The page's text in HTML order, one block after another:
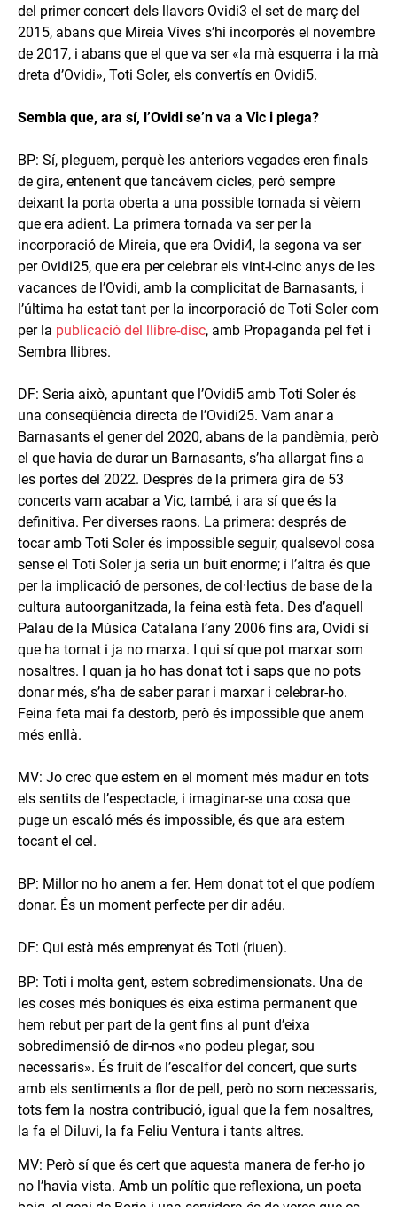
del primer concert dels llavors Ovidi3 el set de març del
2015, abans que Mireia Vives s’hi incorporés el novembre
de 2017, i abans que el que va ser «la mà esquerra i la mà
dreta d’Ovidi», Toti Soler, els convertís en Ovidi5.
Sembla que, ara sí, l’Ovidi se’n va a Vic i plega?
BP: Sí, pleguem, perquè les anteriors vegades eren finals
de gira, entenent que tancàvem cicles, però sempre
deixant la porta oberta a una possible tornada si vèiem
que era adient. La primera tornada va ser per la
incorporació de Mireia, que era Ovidi4, la segona va ser
per Ovidi25, que era per celebrar els vint-i-cinc anys de les
vacances de l’Ovidi, amb la complicitat de Barnasants, i
l’última ha estat tant per la incorporació de Toti Soler com
per la publicació del llibre-disc, amb Propaganda pel fet i
Sembra llibres.
DF: Seria això, apuntant que l’Ovidi5 amb Toti Soler és
una conseqüència directa de l’Ovidi25. Vam anar a
Barnasants el gener del 2020, abans de la pandèmia, però
el que havia de durar un Barnasants, s’ha allargat fins a
les portes del 2022. Després de la primera gira de 53
concerts vam acabar a Vic, també, i ara sí que és la
definitiva. Per diverses raons. La primera: després de
tocar amb Toti Soler és impossible seguir, qualsevol cosa
sense el Toti Soler ja seria un buit enorme; i l’altra és que
per la implicació de persones, de col·lectius de base de la
cultura autoorganitzada, la feina està feta. Des d’aquell
Palau de la Música Catalana l’any 2006 fins ara, Ovidi sí
que ha tornat i ja no marxa. I qui sí que pot marxar som
nosaltres. I quan ja ho has donat tot i saps que no pots
donar més, s’ha de saber parar i marxar i celebrar-ho.
Feina feta mai fa destorb, però és impossible que anem
més enllà.
MV: Jo crec que estem en el moment més madur en tots
els sentits de l’espectacle, i imaginar-se una cosa que
puge un escaló més és impossible, és que ara estem
tocant el cel.
BP: Millor no ho anem a fer. Hem donat tot el que podíem
donar. És un moment perfecte per dir adéu.
DF: Qui està més emprenyat és Toti (riuen).
BP: Toti i molta gent, estem sobredimensionats. Una de
les coses més boniques és eixa estima permanent que
hem rebut per part de la gent fins al punt d’eixa
sobredimensió de dir-nos «no podeu plegar, sou
necessaris». És fruit de l’escalfor del concert, que surts
amb els sentiments a flor de pell, però no som necessaris,
tots fem la nostra contribució, igual que la fem nosaltres,
la fa el Diluvi, la fa Feliu Ventura i tants altres.
MV: Però sí que és cert que aquesta manera de fer-ho jo
no l’havia vista. Amb un polític que reflexiona, un poeta